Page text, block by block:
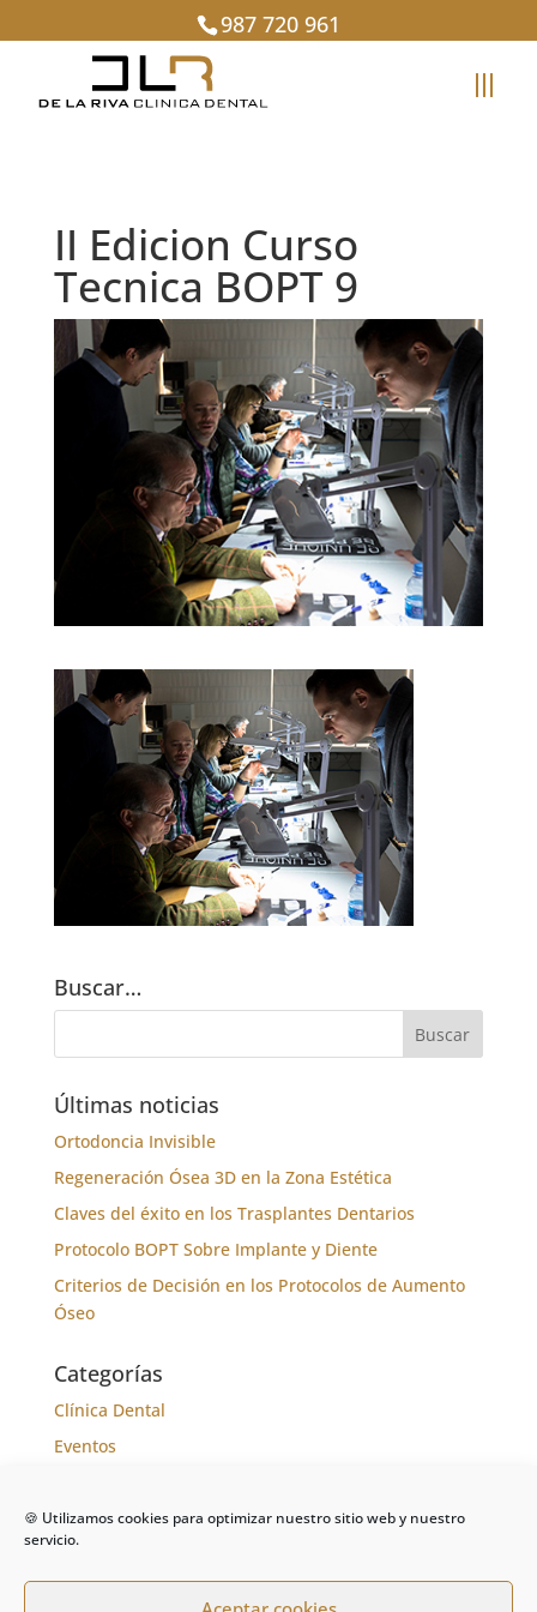
🍪 Utilizamos cookies para optimizar nuestro sitio web y nuestro
servicio.
987 720 961
II Edicion Curso
Tecnica BOPT 9
Buscar…
Últimas noticias
Ortodoncia Invisible
Regeneración Ósea 3D en la Zona Estética
Claves del éxito en los Trasplantes Dentarios
Protocolo BOPT Sobre Implante y Diente
Criterios de Decisión en los Protocolos de Aumento
Óseo
Categorías
Clínica Dental
Eventos
Noticias